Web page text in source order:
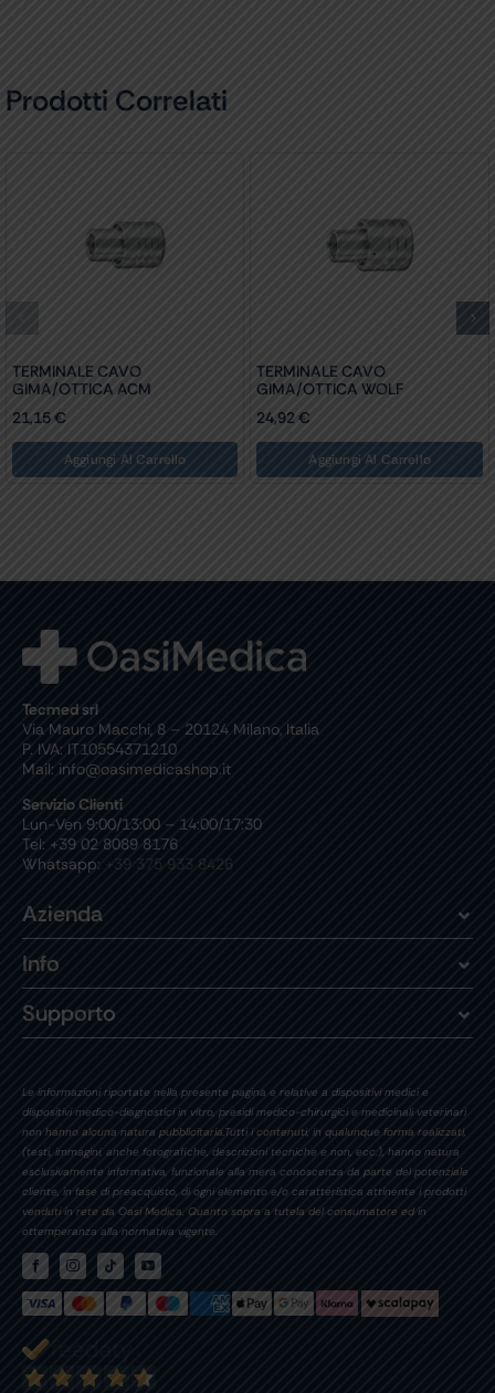
Prodotti Correlati
TERMINALE CAVO
GIMA/OTTICA ACM
21,15€
Aggiungi Al Carrello
TERMINALE CAVO
GIMA/OTTICA WOLF
24,92€
Aggiungi Al Carrello
Tecmed srl
Via Mauro Macchi, 8 – 20124 Milano, Italia
P. IVA: IT10554371210
Mail: info@oasimedicashop.it
Servizio Clienti
Lun-Ven 9:00/13:00 – 14:00/17:30
Tel: +39 02 8089 8176
Whatsapp: +39 375 933 8426
Azienda
Info
Supporto
Le informazioni riportate nella presente pagina e relative a dispositivi medici e
dispositivi medico-diagnostici in vitro, presidi medico-chirurgici e medicinali veterinari
non hanno alcuna natura pubblicitaria.Tutti i contenuti, in qualunque forma realizzati,
(testi, immagini, anche fotografiche, descrizioni tecniche e non, ecc.), hanno natura
esclusivamente informativa, funzionale alla mera conoscenza da parte del potenziale
cliente, in fase di preacquisto, di ogni elemento e/o caratteristica attinente i prodotti
venduti in rete da Oasi Medica. Quanto sopra a tutela del consumatore ed in
ottemperanza alla normativa vigente.